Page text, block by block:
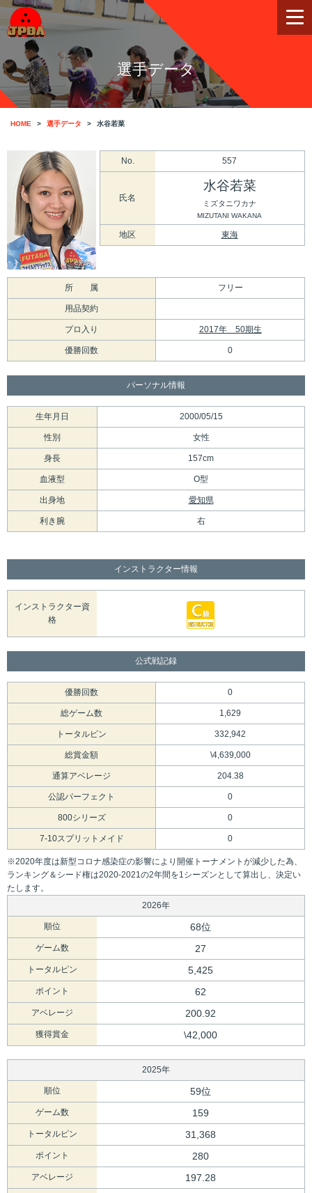
選手データ
HOME 選手データ 水谷若菜
No. 557
氏名
水谷若菜
ミズタニワカナ
MIZUTANI WAKANA
地区 東海
所 属 フリー
用品契約
プロ入り 2017年 50期生
優勝回数 0
パーソナル情報
生年月日 2000/05/15
性別 女性
身長 157cm
血液型 O型
出身地 愛知県
利き腕 右
インストラクター情報
インストラクター資
格
公式戦記録
優勝回数 0
総ゲーム数 1,629
トータルピン 332,942
総賞金額 \4,639,000
通算アベレージ 204.38
公認パーフェクト 0
800シリーズ 0
7-10スプリットメイド 0
※2020年度は新型コロナ感染症の影響により開催トーナメントが減少した為、
ランキング＆シード権は2020-2021の2年間を1シーズンとして算出し、決定い
たします。
2026年
順位 68位
ゲーム数 27
トータルピン 5,425
ポイント 62
アベレージ 200.92
獲得賞金 \42,000
2025年
順位 59位
ゲーム数 159
トータルピン 31,368
ポイント 280
アベレージ 197.28